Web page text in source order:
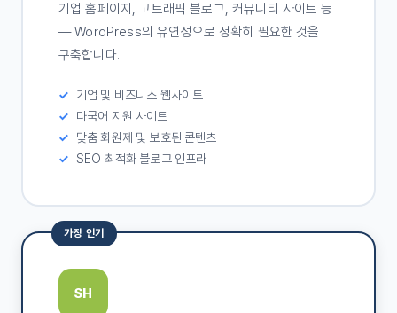
기업 홈페이지, 고트래픽 블로그, 커뮤니티 사이트 등
— WordPress의 유연성으로 정확히 필요한 것을
구축합니다.
기업 및 비즈니스 웹사이트
다국어 지원 사이트
맞춤 회원제 및 보호된 콘텐츠
SEO 최적화 블로그 인프라
가장 인기
SH